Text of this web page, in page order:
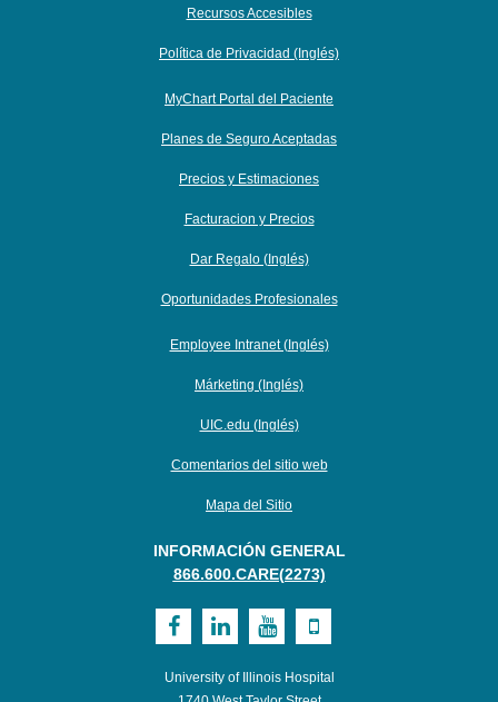
Recursos Accesibles
Política de Privacidad (Inglés)
MyChart Portal del Paciente
Planes de Seguro Aceptadas
Precios y Estimaciones
Facturacion y Precios
Dar Regalo (Inglés)
Oportunidades Profesionales
Employee Intranet (Inglés)
Márketing (Inglés)
UIC.edu (Inglés)
Comentarios del sitio web
Mapa del Sitio
INFORMACIÓN GENERAL
866.600.CARE(2273)
Visit
Health
Visit
Health
Visit
Health
Visit
Health
University of Illinois Hospital